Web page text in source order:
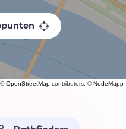
©OpenStreetMap contributors, ©NodeMapp